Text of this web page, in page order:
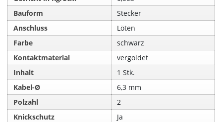
Bauform
Stecker
Anschluss
Löten
Farbe
schwarz
Kontaktmaterial
vergoldet
Inhalt
1 Stk.
Kabel-Ø
6,3 mm
Polzahl
2
Knickschutz
Ja